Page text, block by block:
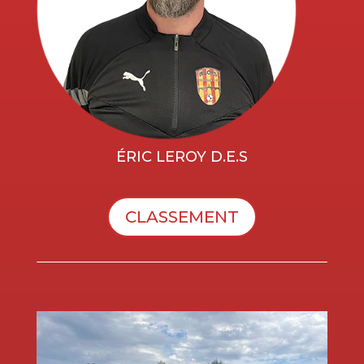
ÉRIC LEROY D.E.S
CLASSEMENT